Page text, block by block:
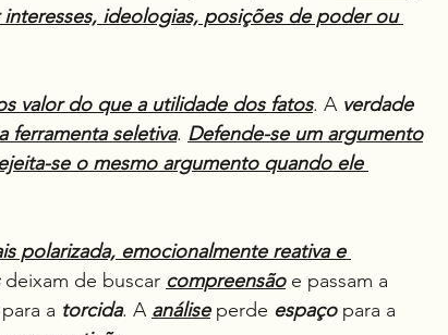
interesses, ideologias, posições de poder ou
valor do que a utilidade dos fatos. A verdade
ferramenta seletiva. Defende-se um argumento
se o mesmo argumento quando ele
polarizada, emocionalmente reativa e
deixam de buscar compreensão e passam a
a torcida. A análise perde espaço para a